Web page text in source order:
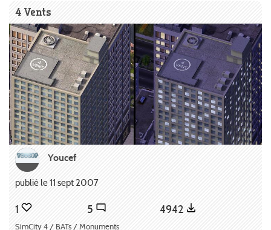
4 Vents
Youcef
publié le 11 sept 2007
1 5 4942
SimCity 4 / BATs / Monuments